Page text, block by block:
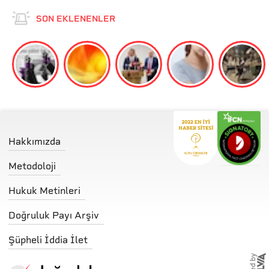
until July to enforce age restrictions
Tom's Hardware - UK Steam users must register a
credit card to unlock game titles with adult content —
UK’s Online Safety Act requires blocking minors from
accessing mature content
Reuters - Australian children able to bypass age limit
set by social media platforms, report shows
ABC - Six months out from teen social media ban, age-
checking tech mistakes kids for 37-year-olds
Gizmodo - ‘Death Stranding’ Is Helping UK Users
Bypass Age Verification Laws
EFF - Hack of Age Verification Company Shows
Privacy Danger of Social Media Laws
BBC - As porn sites apply new age checks, will users
SON EKLENENLER
Hakkımızda
Metodoloji
Hukuk Metinleri
Doğruluk Payı Arşiv
Şüpheli İddia İlet